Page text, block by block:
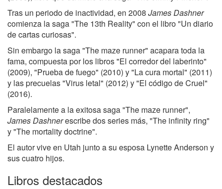
Tras un periodo de inactividad, en 2008 James Dashner
comienza la saga "The 13th Reality" con el libro "Un diario
de cartas curiosas".
Sin embargo la saga "The maze runner" acapara toda la
fama, compuesta por los libros "El corredor del laberinto"
(2009), "Prueba de fuego" (2010) y "La cura mortal" (2011)
y las precuelas "Virus letal" (2012) y "El código de Cruel"
(2016).
Paralelamente a la exitosa saga "The maze runner",
James Dashnerescribe dos series más, "The infinity ring"
y "The mortality doctrine".
El autor vive en Utah junto a su esposa Lynette Anderson y
sus cuatro hijos.
Libros destacados